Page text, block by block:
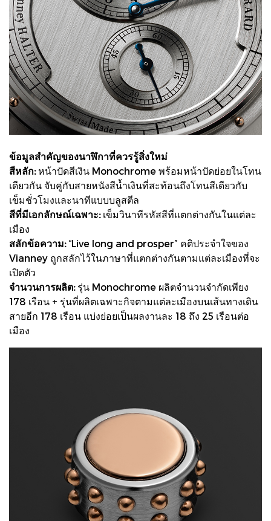
ข้อมูลสำคัญของนาฬิกาที่ควรรู้สิ่งใหม่
สีหลัก:หน้าปัดสีเงิน Monochrome พร้อมหน้าปัดย่อยในโทน
เดียวกัน จับคู่กับสายหนังสีน้ำเงินที่สะท้อนถึงโทนสีเดียวกับ
เข็มชั่วโมงและนาทีแบบบลูสตีล
สีที่มีเอกลักษณ์เฉพาะ:เข็มวินาทีรหัสสีที่แตกต่างกันในแต่ละ
เมือง
สลักข้อความ:“Live long and prosper” คติประจำใจของ
Vianney ถูกสลักไว้ในภาษาที่แตกต่างกันตามแต่ละเมืองที่จะ
เปิดตัว
จำนวนการผลิต:รุ่น Monochrome ผลิตจำนวนจำกัดเพียง
178 เรือน + รุ่นที่ผลิตเฉพาะกิจตามแต่ละเมืองบนเส้นทางเดิน
สายอีก 178 เรือน แบ่งย่อยเป็นผลงานละ 18 ถึง 25 เรือนต่อ
เมือง